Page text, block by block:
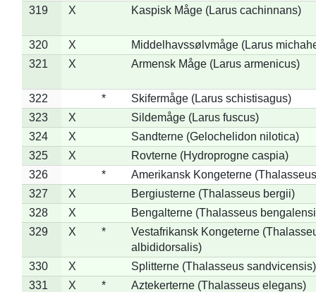
319
X Kaspisk Måge (Larus cachinnans)
320 X
Middelhavssølvmåge (Larus
321
X Armensk Måge (Larus armenicus)
322 *
Skifermåge (Larus schistisagus)
323
X
Sildemåge (Larus fuscus)
324
X
Sandterne (Gelochelidon nilotica)
325
X
Rovterne (Hydroprogne caspia)
326
*
Amerikansk Kongeterne
327
X
Bergiusterne (Thalasseus bergii)
328
X
Bengalterne (Thalasseus
329
X *
Vestafrikansk Kongeterne
albididorsalis)
330
X
Splitterne (Thalasseus sandvicensis)
331
X *
Aztekerterne (Thalasseus elegans)